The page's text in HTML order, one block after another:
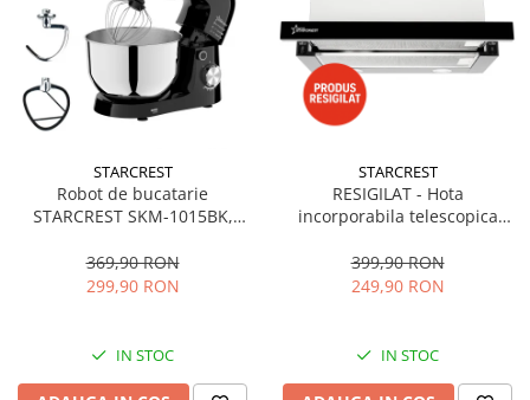
STARCREST
Robot de bucatarie
STARCREST SKM-1015BK,
Accesorii, 10 Viteze + Pulse,
Negru
369,90 RON
299,90 RON
IN STOC
STARCREST
RESIGILAT - Hota
incorporabila telescopica
Putere de absorbtie 550 m3/h,
1 Motor, 2 Trepte putere, 60
399,90 RON
249,90 RON
IN STOC